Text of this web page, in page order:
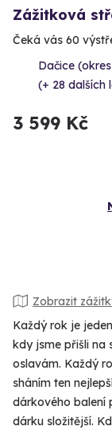
Zážitková
Čeká vás 60
Dačice
(+ 28 dalších
3 599 Kč
Zobrazit
Každý rok je
kdy jsme přišli na
oslavám. Každý
sháním ten
dárkového balení
dárku složitější.